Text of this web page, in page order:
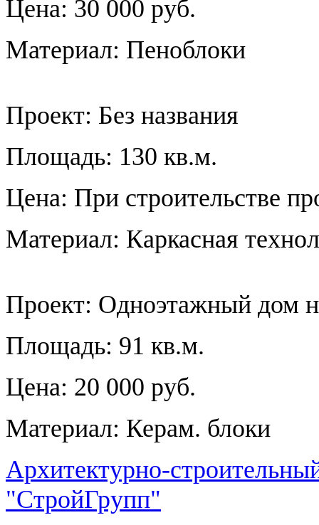
Цена: 30 000 руб.
Материал: Пеноблоки
Проект: Без названия
Площадь: 130 кв.м.
Цена: При строительстве
Материал: Каркасная
Проект: Одноэтажный дом
Площадь: 91 кв.м.
Цена: 20 000 руб.
Материал: Керам. блоки
Архитектурно-
"СтройГрупп"